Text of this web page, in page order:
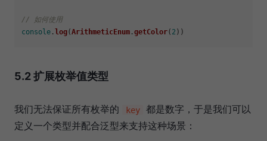
// 如何使用
console . log(ArithmeticEnum .getColor( 2
5.2 扩展枚举值类型
我们无法保证所有枚举的 key
都是数字，于是我们可以
定义一个类型并配合泛型来支持这种场景：